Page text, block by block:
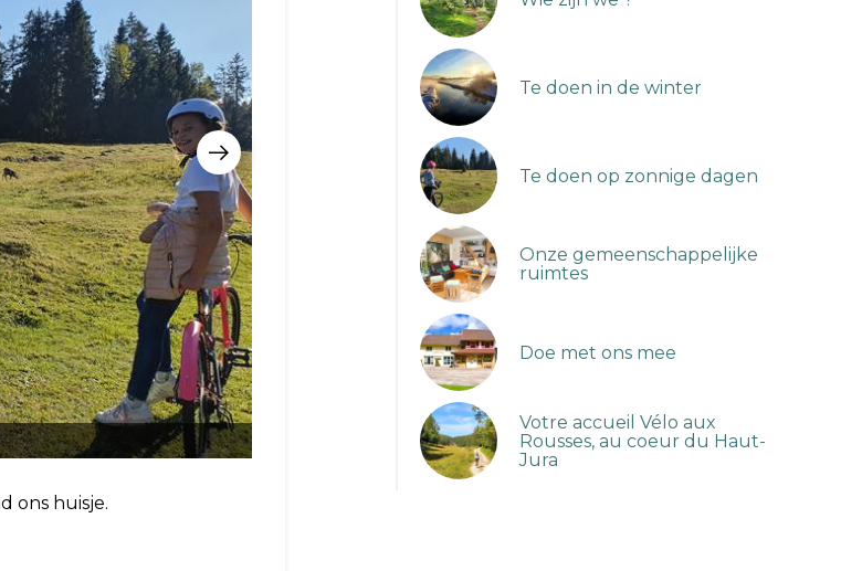
randonnée au Mont Rond
ons huisje.
Te doen in de winter
Te doen op zonnige dagen
Onze gemeenschappelijke
ruimtes
Doe met ons mee
Votre accueil Vélo aux
Rousses, au coeur du Haut-
Jura